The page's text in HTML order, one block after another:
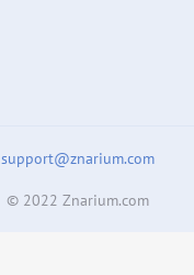
© 2022 Znarium.com
support@znarium.com